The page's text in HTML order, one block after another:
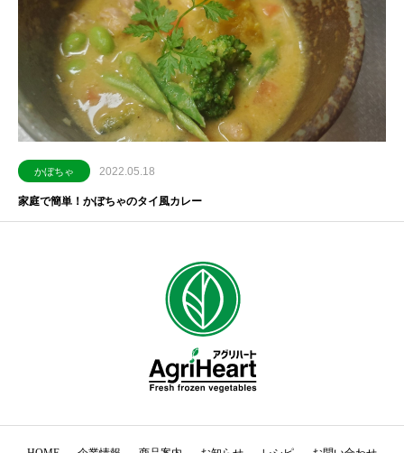
かぼちゃ 2022.05.18
家庭で簡単！かぼちゃのタイ風カレー